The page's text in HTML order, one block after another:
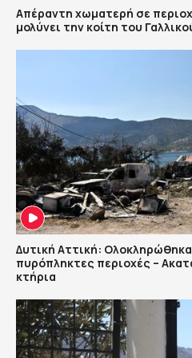
Απέραντη χωματερή σε
μολύνει την κοίτη του
Δυτική Αττική:
πυρόπληκτες περιοχές –
κτήρια